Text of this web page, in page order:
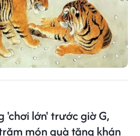
'chơi lớn' trước giờ G,
món quà tặng khán